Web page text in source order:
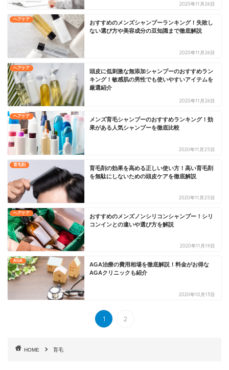
2020年11月26日
ヘアケア
おすすめのメンズシャンプーランキング！失敗し
ない選び方や美容成分の豆知識まで徹底解説
2020年11月26日
ヘアケア
頭皮に低刺激な無添加シャンプーのおすすめラン
キング！敏感肌の男性でも使いやすいアイテムを
厳選紹介
2020年11月26日
ヘアケア
メンズ育毛シャンプーのおすすめランキング！効
果がある人気シャンプーを徹底比較
2020年11月25日
育毛剤
育毛剤の効果を高める正しい使い方！高い育毛剤
を無駄にしないための頭皮ケアを徹底解説
2020年11月25日
ヘアケア
おすすめのメンズノンシリコンシャンプー！シリ
コンインとの違いや選び方を解説
2020年11月19日
AGA
AGA治療の費用相場を徹底解説！料金がお得な
AGAクリニックも紹介
2020年10月13日
1 2
HOME 育毛